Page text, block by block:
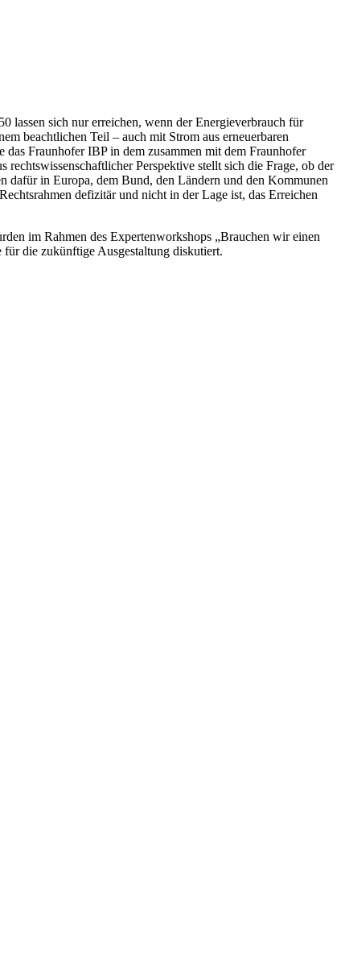
lassen sich nur erreichen, wenn der Energieverbrauch für
beachtlichen Teil – auch mit Strom aus erneuerbaren
Fraunhofer IBP in dem zusammen mit dem Fraunhofer
rechtswissenschaftlicher Perspektive stellt sich die Frage, ob der
dafür in Europa, dem Bund, den Ländern und den Kommunen
defizitär und nicht in der Lage ist, das Erreichen
im Rahmen des Expertenworkshops „Brauchen wir einen
die zukünftige Ausgestaltung diskutiert.